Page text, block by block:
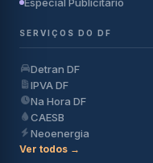
SERVIÇOS DO DF
Detran DF
IPVA DF
Na Hora DF
CAESB
Neoenergia
Ver todos →